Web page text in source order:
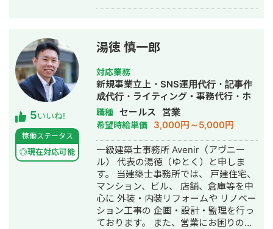
ティング施策も対応可能ですので、ま
ずはお気軽にご相談ください。
5いいね!
稼働ステータス
◎現在対応可能
湯徳 慎一郎
対応業務
新規事業立上・SNS運用代行・記事作
成代行・ライティング・事務代行・ホ
ームページ制作・作成・営業代行
職種 セールス 営業
希望時給単価 3,000円～5,000円
一級建築士事務所 Avenir（アヴニー
ル） 代表の湯徳（ゆとく）と申しま
す。 当建築士事務所では、 戸建住宅、
マンション、ビル、 店舗、倉庫等を中
心に 外装・内装リフォームや リノベー
ション工事の 企画・設計・監理を行っ
ております。 また、営業にお困りの工